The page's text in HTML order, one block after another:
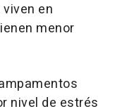
en
menor
nivel de estrés